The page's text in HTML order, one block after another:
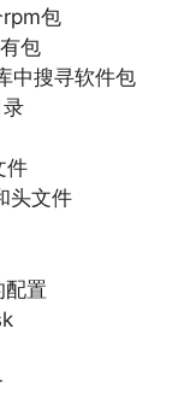
包
包
中搜寻软件包
件
头文件
置